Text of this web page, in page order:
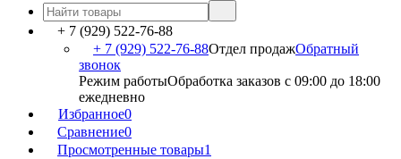
+ 7 (929) 522-76-88
+ 7 (929) 522-76-88Отдел продажОбратный
звонок
Режим работыОбработка заказов с 09:00 до 18:00
ежедневно
Избранное0
Сравнение0
Просмотренные товары1